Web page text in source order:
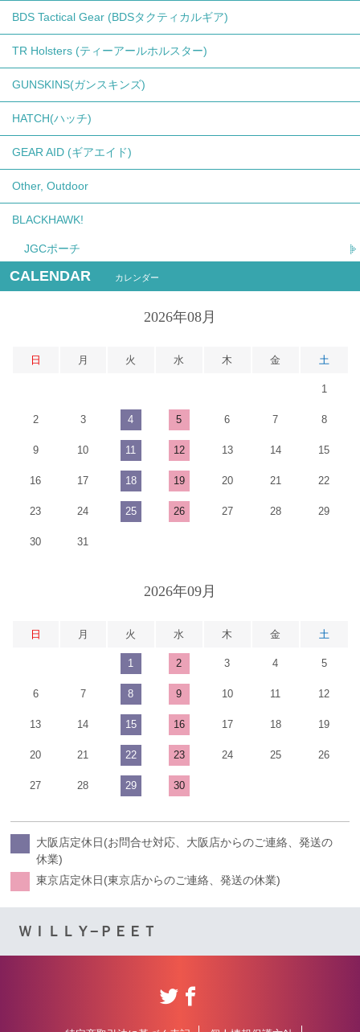
BDS Tactical Gear (BDSタクティカルギア)
TR Holsters (ティーアールホルスター)
GUNSKINS(ガンスキンズ)
HATCH(ハッチ)
GEAR AID (ギアエイド)
Other, Outdoor
BLACKHAWK!
JGCポーチ
CALENDAR カレンダー
2026年08月
日 月 火 水 木 金 土
1
2 3 4 5 6 7 8
9 10 11 12 13 14 15
16 17 18 19 20 21 22
23 24 25 26 27 28 29
30 31
2026年09月
日 月 火 水 木 金 土
1 2 3 4 5
6 7 8 9 10 11 12
13 14 15 16 17 18 19
20 21 22 23 24 25 26
27 28 29 30
大阪店定休日(お問合せ対応、大阪店からのご連絡、発送の
休業)
東京店定休日(東京店からのご連絡、発送の休業)
ＷＩＬＬＹ−ＰＥＥＴ